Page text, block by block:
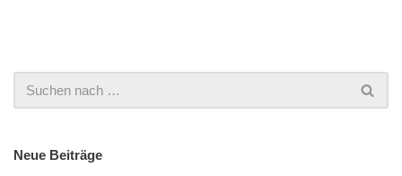
Neue Beiträge